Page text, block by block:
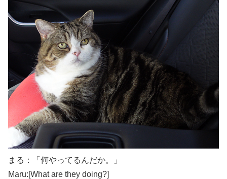
まる：「何やってるんだか。」
Maru:[What are they doing?]